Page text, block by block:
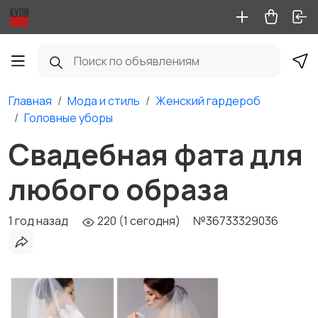
Главная Мода и стиль
Женский гардероб
Головные уборы
Свадебная фата для
любого образа
1 год назад 220 (1 сегодня) №36733329036